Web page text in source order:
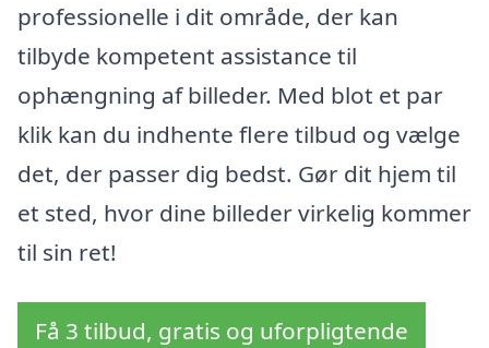
professionelle i dit område, der kan
tilbyde kompetent assistance til
ophængning af billeder. Med blot et par
klik kan du indhente flere tilbud og vælge
det, der passer dig bedst. Gør dit hjem til
et sted, hvor dine billeder virkelig kommer
til sin ret!
Få 3 tilbud, gratis og uforpligtende